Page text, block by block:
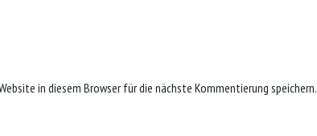
in diesem Browser für die nächste Kommentierung speichern.